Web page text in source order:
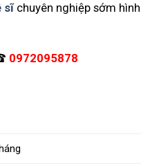
sĩchuyên nghiệp sớm
0972095878